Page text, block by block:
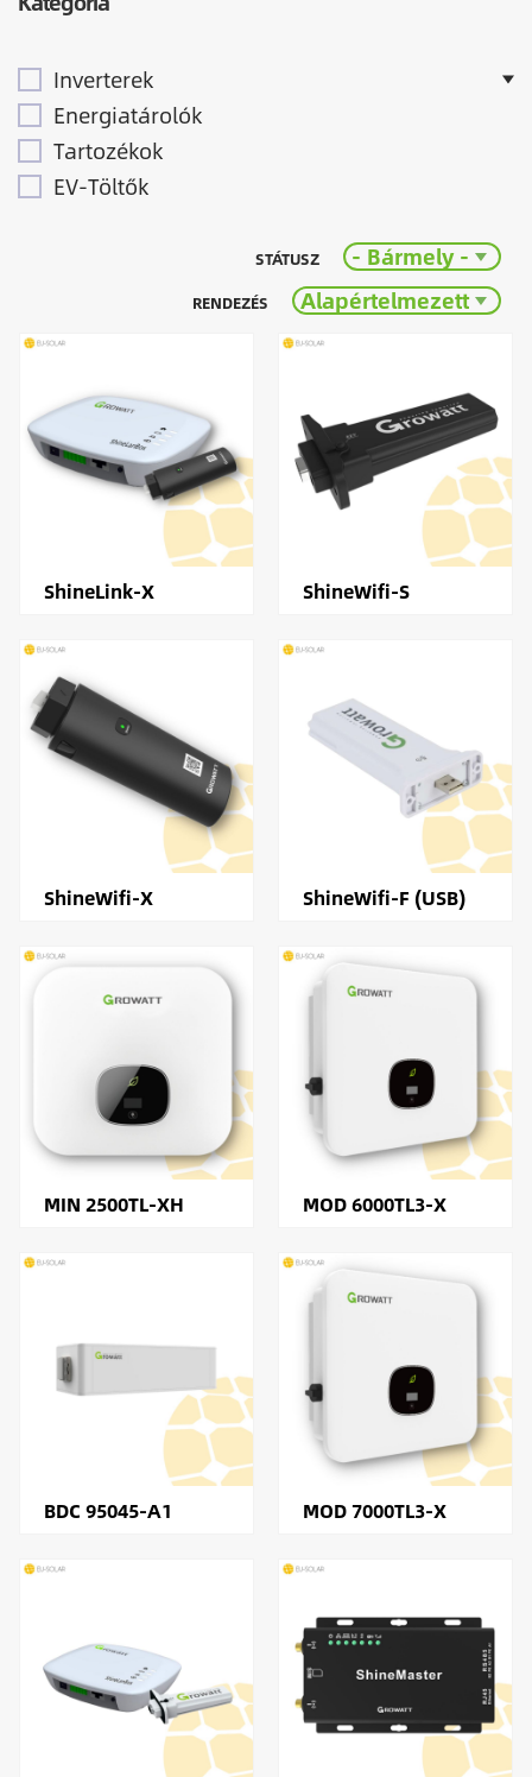
Inverterek
Energiatárolók
Tartozékok
EV-Töltők
STÁTUSZ - Bármely -
RENDEZÉS Alapértelmezett
ShineLink-X ShineWifi-S
ShineWifi-X ShineWifi-F (USB)
MIN 2500TL-XH MOD 6000TL3-X
BDC 95045-A1 MOD 7000TL3-X